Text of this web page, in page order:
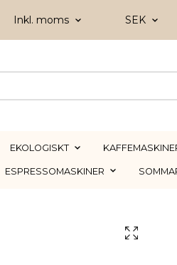
Inkl. moms SEK
EKOLOGISKT
ESPRESSOMASKINER